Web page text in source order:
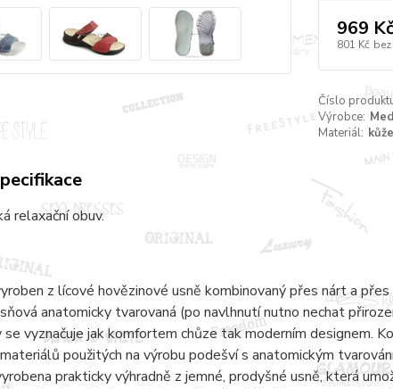
969 Kč
801 Kč
Číslo
Výrobce:
Materiál: kůže
relaxační obuv.
z lícové hovězinové usně kombinovaný přes nárt a
anatomicky tvarovaná (po navlhnutí nutno nechat
se vyznačuje jak komfortem chůze tak moderním designem.
použitých na výrobu podešví s anatomickým
prakticky výhradně z jemné, prodyšné usně, která